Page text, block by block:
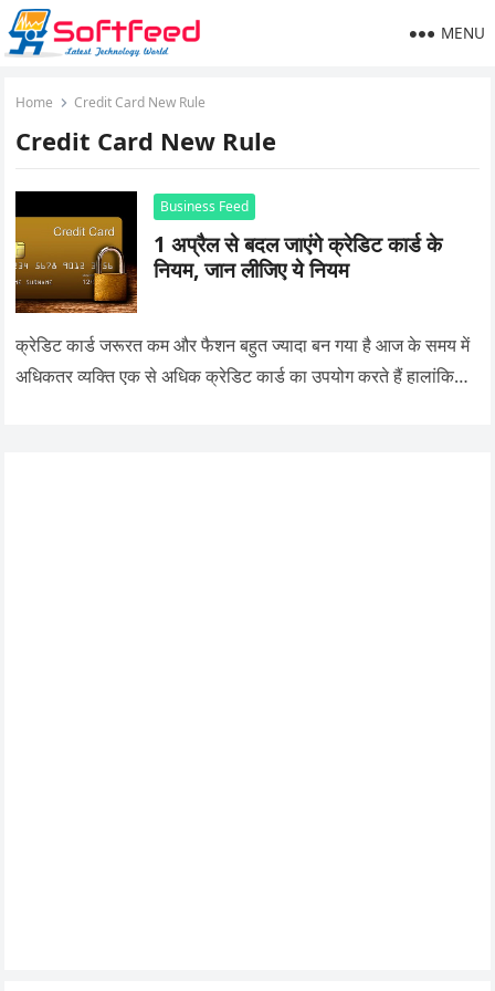
MENU
Home Credit Card New Rule
Credit Card New Rule
Business Feed
1 अप्रैल से बदल जाएंगे क्रेडिट कार्ड के
नियम, जान लीजिए ये नियम
क्रेडिट कार्ड जरूरत कम और फैशन बहुत ज्यादा बन गया है आज के समय में
अधिकतर व्यक्ति एक से अधिक क्रेडिट कार्ड का उपयोग करते हैं हालांकि…